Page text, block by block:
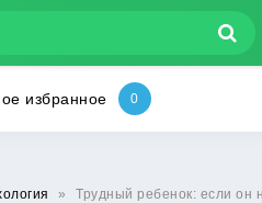
избранное
» Трудный ребенок: если он